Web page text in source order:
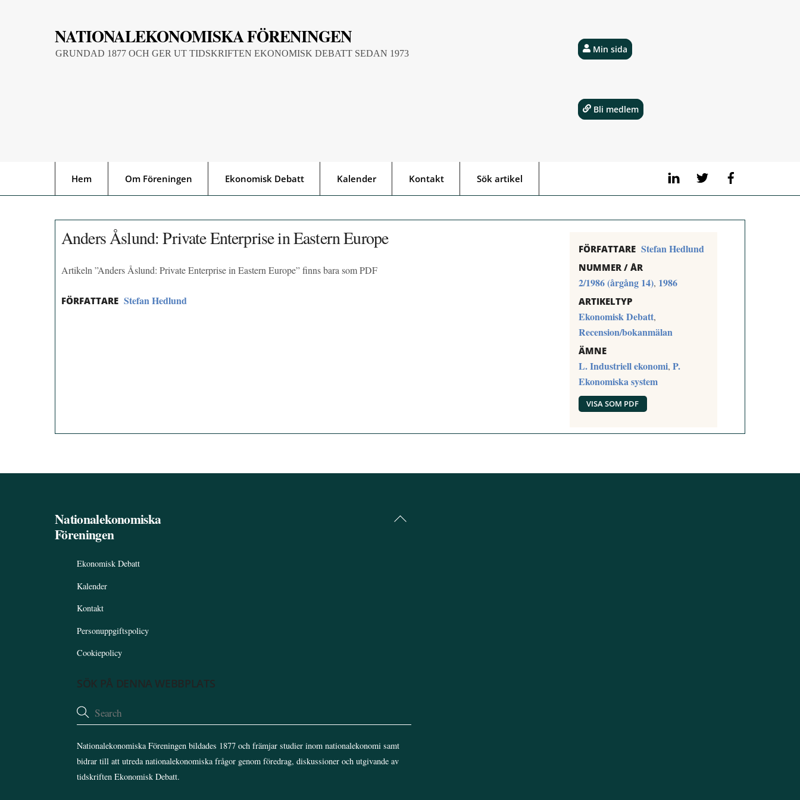
NATIONALEKONOMISKA FÖRENINGEN
GRUNDAD 1877 OCH GER UT TIDSKRIFTEN EKONOMISK DEBATT SEDAN 1973
LinkedIn Twitter
Hem Om Föreningen Ekonomisk Debatt Kalender Kontakt Sök artikel
Min sida
Bli medlem
Anders Åslund: Private Enterprise in Eastern Europe
Artikeln ”Anders Åslund: Private Enterprise in Eastern Europe” finns bara som PDF
FÖRFATTARE Stefan Hedlund
FÖRFATTARE Stefan Hedlund
NUMMER / ÅR
2/1986 (årgång 14), 1986
ARTIKELTYP
Ekonomisk Debatt,
Recension/bokanmälan
ÄMNE
L. Industriell ekonomi, P.
Ekonomiska system
VISA SOM PDF
Back
Nationalekonomiska
Föreningen
Ekonomisk Debatt
Kalender
Kontakt
Personuppgiftspolicy
Cookiepolicy
SÖK PÅ DENNA WEBBPLATS
Nationalekonomiska Föreningen bildades 1877 och främjar studier inom nationalekonomi samt
bidrar till att utreda nationalekonomiska frågor genom föredrag, diskussioner och utgivande av
tidskriften Ekonomisk Debatt.